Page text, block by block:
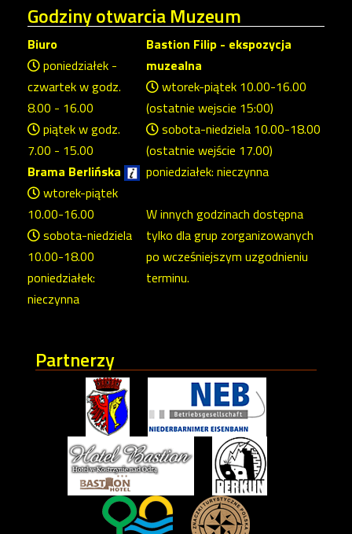
Godzinyotwarcia Muzeum
Biuro
poniedziałek -
czwartek w godz.
8.00 - 16.00
piątek w godz.
7.00 - 15.00
Brama Berlińska
wtorek-piątek
10.00-16.00
sobota-niedziela
10.00-18.00
poniedziałek:
nieczynna
Bastion Filip - ekspozycja
muzealna
wtorek-piątek 10.00-16.00
(ostatnie wejscie 15:00)
sobota-niedziela 10.00-18.00
(ostatnie wejście 17.00)
poniedziałek: nieczynna
W innych godzinach dostępna
tylko dla grup zorganizowanych
po wcześniejszym uzgodnieniu
terminu.
Partnerzy